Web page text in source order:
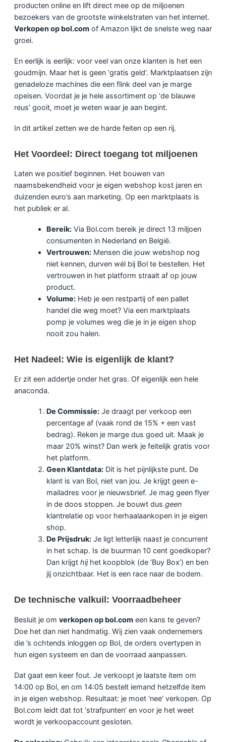
producten online en lift direct mee op de miljoenen
bezoekers van de grootste winkelstraten van het internet.
Verkopen op bol.com of Amazon lijkt de snelste weg naar
groei.
En eerlijk is eerlijk: voor veel van onze klanten is het een
goudmijn. Maar het is geen ‘gratis geld’. Marktplaatsen zijn
genadeloze machines die een flink deel van je marge
opeisen. Voordat je je hele assortiment op ‘de blauwe
reus’ gooit, moet je weten waar je aan begint.
In dit artikel zetten we de harde feiten op een rij.
Het Voordeel: Direct toegang tot miljoenen
Laten we positief beginnen. Het bouwen van
naamsbekendheid voor je eigen webshop kost jaren en
duizenden euro’s aan marketing. Op een marktplaats is
het publiek er al.
Bereik: Via Bol.com bereik je direct 13 miljoen
consumenten in Nederland en België.
Vertrouwen: Mensen die jouw webshop nog
niet kennen, durven wél bij Bol te bestellen. Het
vertrouwen in het platform straalt af op jouw
product.
Volume: Heb je een restpartij of een pallet
handel die weg moet? Via een marktplaats
pomp je volumes weg die je in je eigen shop
nooit zou halen.
Het Nadeel: Wie is eigenlijk de klant?
Er zit een addertje onder het gras. Of eigenlijk een hele
anaconda.
De Commissie: Je draagt per verkoop een
percentage af (vaak rond de 15% + een vast
bedrag). Reken je marge dus goed uit. Maak je
maar 20% winst? Dan werk je feitelijk gratis voor
het platform.
Geen Klantdata: Dit is het pijnlijkste punt. De
klant is van Bol, niet van jou. Je krijgt geen e-
mailadres voor je nieuwsbrief. Je mag geen flyer
in de doos stoppen. Je bouwt dus geen
klantrelatie op voor herhaalaankopen in je eigen
shop.
De Prijsdruk: Je ligt letterlijk naast je concurrent
in het schap. Is de buurman 10 cent goedkoper?
Dan krijgt hijhet koopblok (de ‘Buy Box’) en ben
jij onzichtbaar. Het is een race naar de bodem.
De technische valkuil: Voorraadbeheer
Besluit je om verkopen op bol.com een kans te geven?
Doe het dan niet handmatig. Wij zien vaak ondernemers
die ’s ochtends inloggen op Bol, de orders overtypen in
hun eigen systeem en dan de voorraad aanpassen.
Dat gaat een keer fout. Je verkoopt je laatste item om
14:00 op Bol, en om 14:05 bestelt iemand hetzelfde item
in je eigen webshop. Resultaat: je moet ‘nee’ verkopen. Op
Bol.com leidt dat tot ‘strafpunten’ en voor je het weet
wordt je verkoopaccount gesloten.